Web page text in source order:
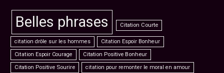
Belles phrases Citation Courte
citation drôle sur les hommes
Citation Espoir Bonheur
Citation Espoir Courage
Citation Positive Bonheur
Citation Positive Sourire
citation pour remonter le moral en amour